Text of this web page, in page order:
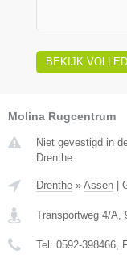
BEKIJK
Molina Rugcentrum
Niet gevestigd in
Drenthe.
Drenthe » Assen |
Transportweg 4/A
Tel: 0592-398466 ,